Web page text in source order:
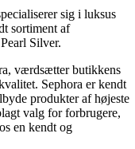
sig i luksus
sortiment af
Silver.
værdsætter butikkens
Sephora er kendt
produkter af højeste
valg for forbrugere,
en kendt og